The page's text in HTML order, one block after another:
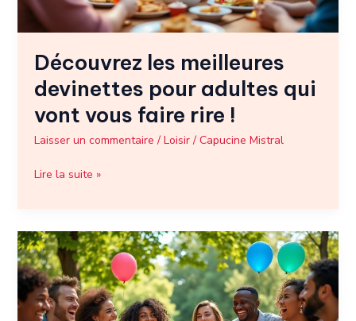
Découvrez les meilleures
devinettes pour adultes qui
vont vous faire rire !
Laisser un commentaire / Loisir/ Capucine Mistral
vous
faire
Lire la suite »
Devinettes
drôles
:
amusez-
vous